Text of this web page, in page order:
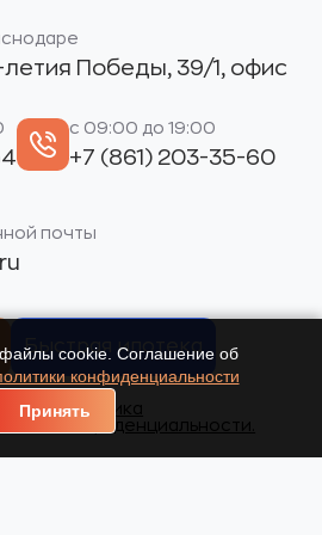
Победы, 39/1, офис
с 09:00 до 19:00
+7 (861) 203-35-60
почты
Быстрая ипотека
Политика
конфиденциальности.
cookie. Соглашение об
конфиденциальности
Принять